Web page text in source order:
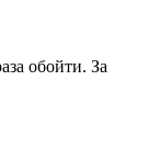
обойти. За